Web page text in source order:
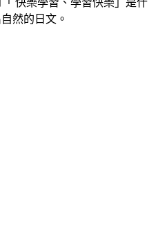
快樂學習、學習快樂」是什
然的日文。